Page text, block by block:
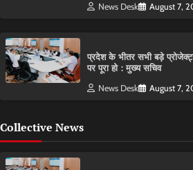
News Desk August 7,
प्रदेश के भीतर सभी बड़े
पर पूरा हो : मुख्य सचिव
News Desk August 7,
Collective News